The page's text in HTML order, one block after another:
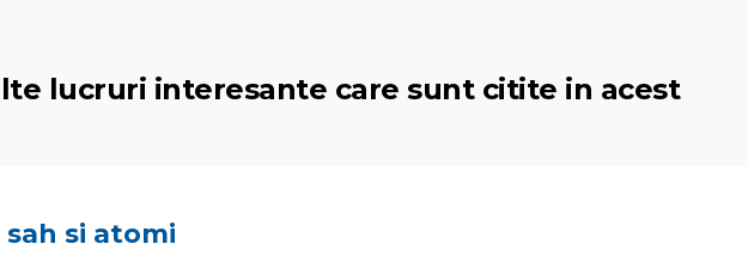
lucruri interesante care sunt citite in acest
si atomi